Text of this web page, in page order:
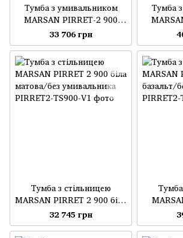
Тумба з умивальником
MARSAN PIRRET-2 900
біла матова
33 706 грн
Тумба
Тумба з стільницею
MARSAN PIRRET 2 900 біла
матова/без умивальника
32 745 грн